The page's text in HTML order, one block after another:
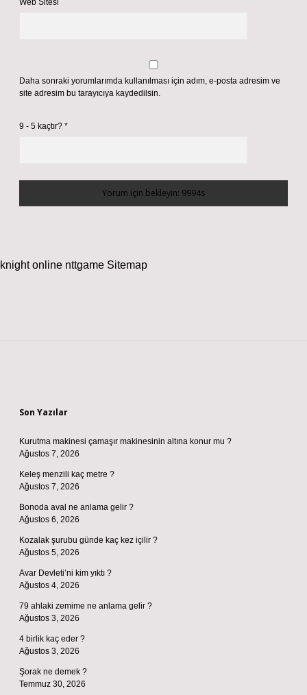
Web Sitesi
Daha sonraki yorumlarımda kullanılması için adım, e-posta adresim ve
site adresim bu tarayıcıya kaydedilsin.
9 - 5 kaçtır? *
knight online nttgame Sitemap
Son Yazılar
Kurutma makinesi çamaşır makinesinin altına konur mu ?
Ağustos 7, 2026
Keleş menzili kaç metre ?
Ağustos 7, 2026
Bonoda aval ne anlama gelir ?
Ağustos 6, 2026
Kozalak şurubu günde kaç kez içilir ?
Ağustos 5, 2026
Avar Devleti’ni kim yıktı ?
Ağustos 4, 2026
79 ahlaki zemime ne anlama gelir ?
Ağustos 3, 2026
4 birlik kaç eder ?
Ağustos 3, 2026
Şorak ne demek ?
Temmuz 30, 2026